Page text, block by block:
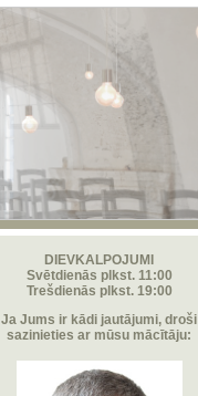
DIEVKALPOJUMI
Svētdienās plkst. 11:00
Trešdienās plkst. 19:00
Ja Jums ir kādi jautājumi, droši
sazinieties ar mūsu mācītāju: